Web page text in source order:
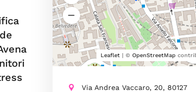
Leaflet| © OpenStreetMap
Via Andrea Vaccaro, 20, 80127